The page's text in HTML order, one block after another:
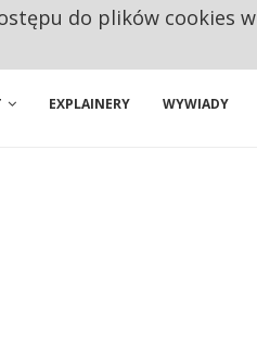
EXPLAINERY WYWIADY
do plików cookies w